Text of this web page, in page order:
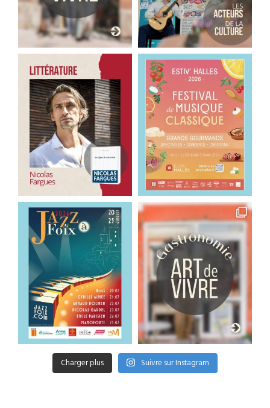
Charger plus Suivre sur Instagram